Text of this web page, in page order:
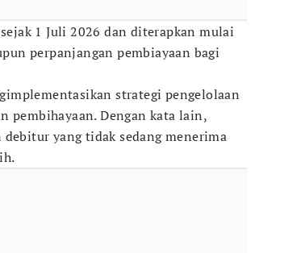
1 Juli 2026 dan diterapkan mulai
perpanjangan pembiayaan bagi
strategi pengelolaan
pembihayaan. Dengan kata lain,
yang tidak sedang menerima